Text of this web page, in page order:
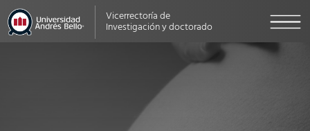
Vicerrectoría de
Investigación y doctorado